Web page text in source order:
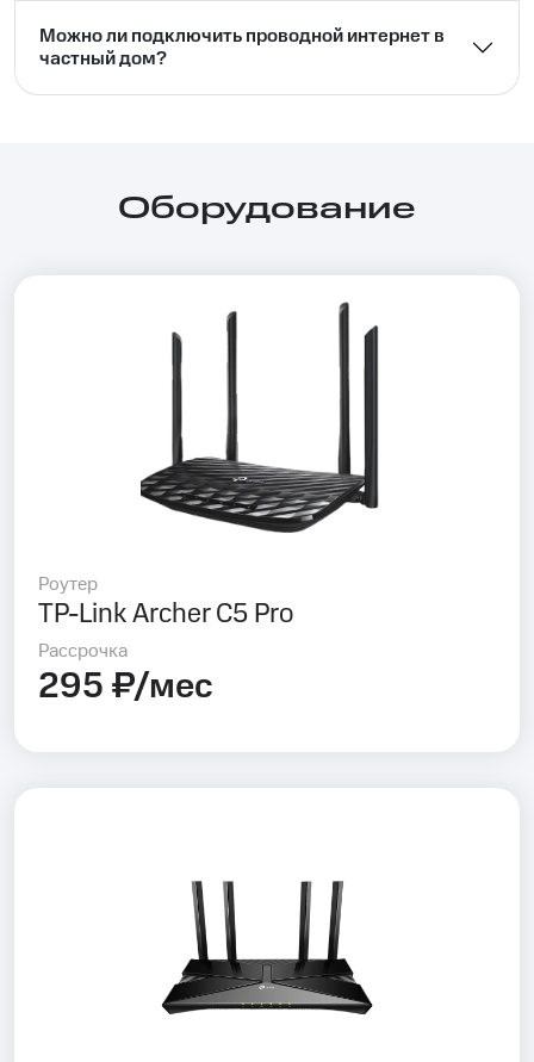
Можно ли подключить проводной интернет в
частный дом?⁣⁣
Оборудование
Роутер
TP-Link Archer C5 Pro
Рассрочка
295 ₽/мес